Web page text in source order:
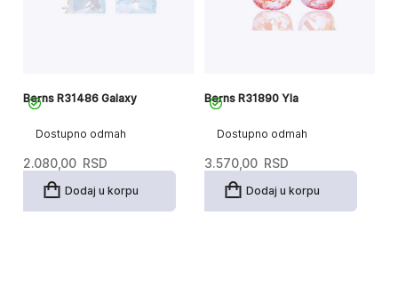
Dostupno odmah
Berns R31486 Galaxy
2.080,00 RSD
Dodaj u korpu
Dostupno odmah
Berns R31890 Yla
3.570,00 RSD
Dodaj u korpu